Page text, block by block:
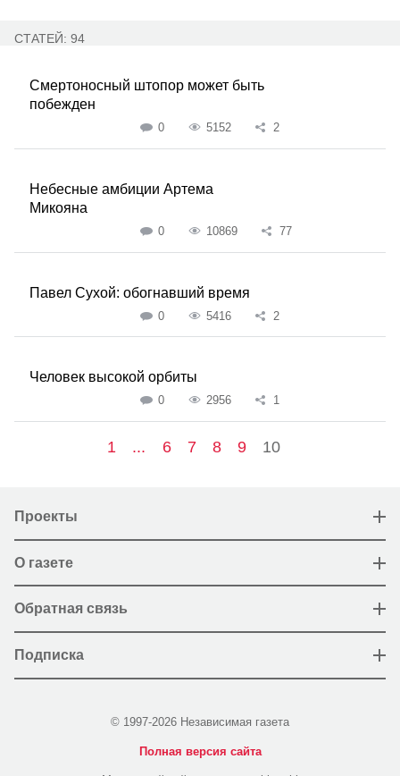
СТАТЕЙ: 94
Смертоносный штопор может быть
побежден
0 5152 2
Небесные амбиции Артема
Микояна
0 10869 77
Павел Сухой: обогнавший время
0 5416 2
Человек высокой орбиты
0 2956 1
1 ... 6 7 8 9 10
Проекты
О газете
Обратная связь
Подписка
© 1997-2026 Независимая газета
Полная версия сайта